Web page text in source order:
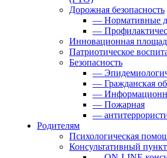
Дорожная безопасность
— Нормативные
—
Инновационная
Патриотическое
Безопасность
—
— Гражданская
—
— Пожарная
—
Родителям
Психологическая
Консультативный пункт